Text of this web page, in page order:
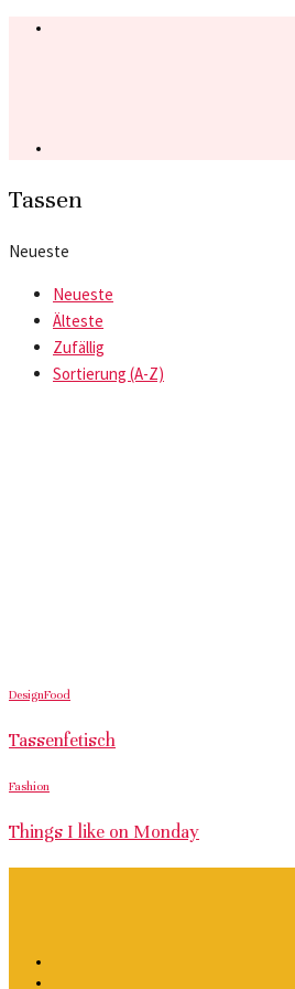
Tassen
Neueste
Neueste
Älteste
Zufällig
Sortierung (A-Z)
DesignFood
Tassenfetisch
Fashion
Things I like on Monday